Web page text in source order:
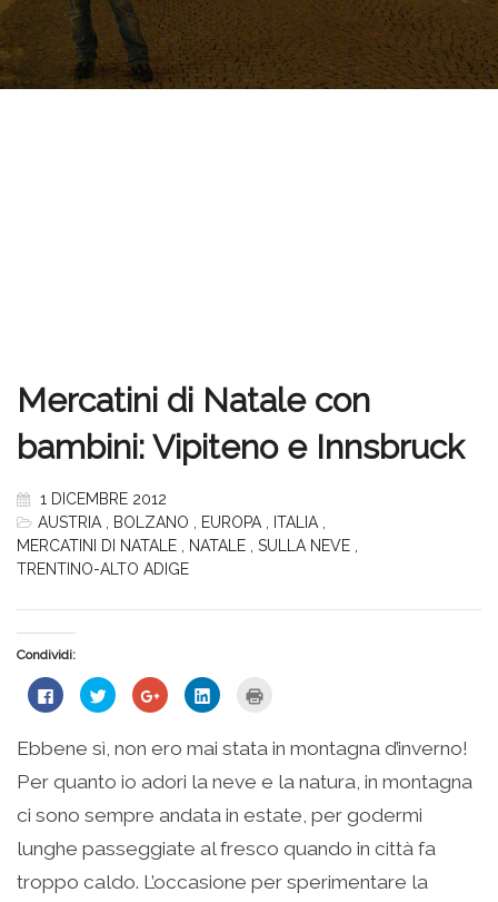
Mercatini di Natale con
bambini: Vipiteno e Innsbruck
1 DICEMBRE 2012
AUSTRIA
BOLZANO EUROPA ITALIA
MERCATINI DI NATALE
NATALE SULLA NEVE
TRENTINO-ALTO ADIGE
Condividi:
Fai
clic
su
Facebook
apre
in
una
nuova
finestra)
Fai
clic
condividere
su
Twitter
(Si
in
una
finestra)
Fai
clic
condividere
su
Google+
(Si
in
una
nuova
finestra)
Fai
clic
condividere
su
(Si
in
una
nuova
finestra)
stampare
(Si
apre
in
nuova
finestra)
Ebbene sì, non ero mai stata in montagna d’inverno!
Per quanto io adori la neve e la natura, in montagna
ci sono sempre andata in estate, per godermi
lunghe passeggiate al fresco quando in città fa
troppo caldo. L’occasione per sperimentare la